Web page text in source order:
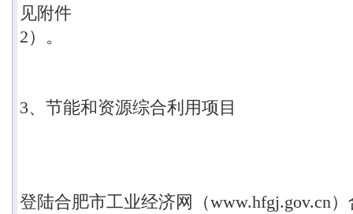
见附件
2）。
3、节能和资源综合利用项目
登陆合肥市工业经济网（www.hfgj.gov.cn